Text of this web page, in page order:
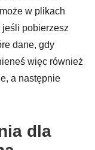
w plikach
jeśli pobierzesz
dane, gdy
więc również
a następnie
dla